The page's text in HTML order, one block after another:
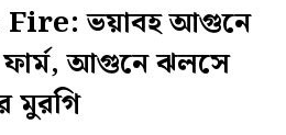
ভয়াবহ আগুনে
ফার্ম, আগুনে ঝলসে
মুরগি